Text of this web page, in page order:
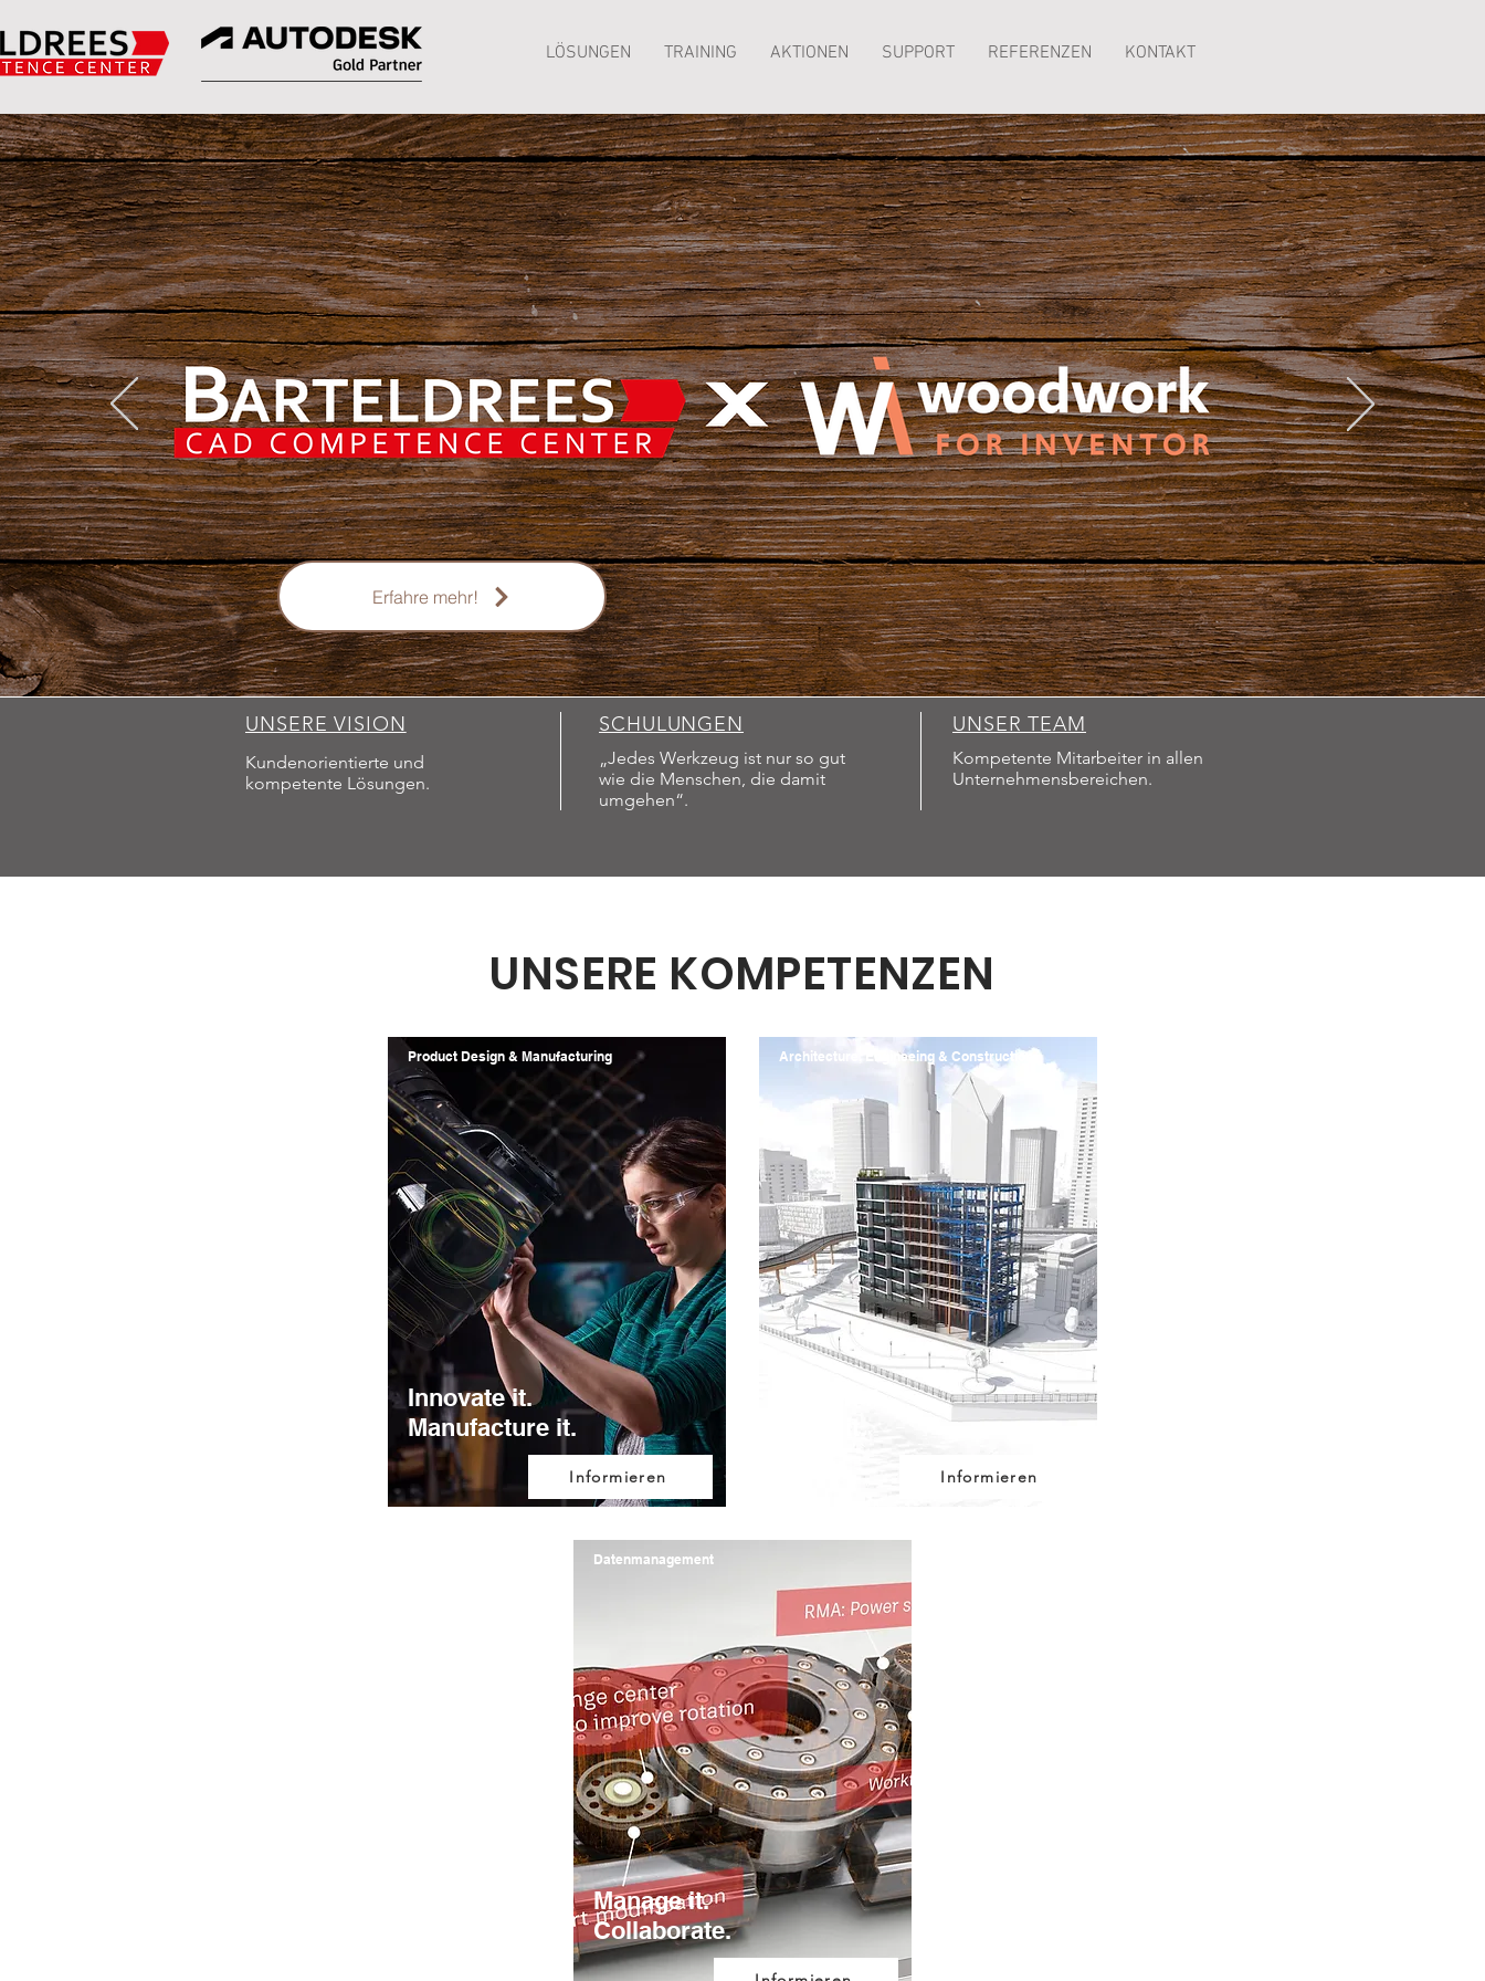
LÖSUNGEN TRAINING AKTIONEN SUPPORT REFERENZEN KONTAKT
Erfahre mehr!
UNSERE VISION
Kundenorientierte und
kompetente Lösungen.
SCHULUNGEN
„Jedes Werkzeug ist nur so gut
wie die Menschen, die damit
umgehen“.
UNSER TEAM
Kompetente Mitarbeiter in allen
Unternehmensbereichen.
UNSERE KOMPETENZEN
Product Design & Manufacturing
Innovate it.
Manufacture it.
Informieren
Architecture, Engineeing & Construction
Informieren
Datenmanagement
Manage it.
Collaborate.